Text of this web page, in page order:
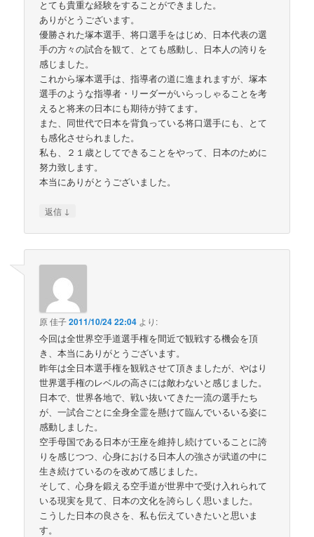
とても貴重な経験をすることができました。
ありがとうございます。
優勝された塚本選手、将口選手をはじめ、日本代表の選
手の方々の試合を観て、とても感動し、日本人の誇りを
感じました。
これから塚本選手は、指導者の道に進まれますが、塚本
選手のような指導者・リーダーがいらっしゃることを考
えると将来の日本にも期待が持てます。
また、同世代で日本を背負っている将口選手にも、とて
も感化させられました。
私も、２１歳としてできることをやって、日本のために
努力致します。
本当にありがとうございました。
返信 ↓
原 佳子2011/10/24 22:04 より:
今回は全世界空手道選手権を間近で観戦する機会を頂
き、本当にありがとうございます。
昨年は全日本選手権を観戦させて頂きましたが、やはり
世界選手権のレベルの高さには敵わないと感じました。
日本で、世界各地で、戦い抜いてきた一流の選手たち
が、一試合ごとに全身全霊を懸けて臨んでいるいる姿に
感動しました。
空手母国である日本が王座を維持し続けていることに誇
りを感じつつ、心身における日本人の強さが武道の中に
生き続けているのを改めて感じました。
そして、心身を鍛える空手道が世界中で受け入れられて
いる現実を見て、日本の文化を誇らしく思いました。
こうした日本の良さを、私も伝えていきたいと思いま
す。